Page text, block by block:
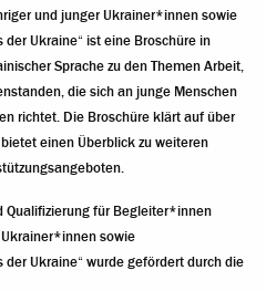
und junger Ukrainer*innen sowie
Ukraine“ ist eine Broschüre in
Sprache zu den Themen Arbeit,
die sich an junge Menschen
richtet. Die Broschüre klärt auf über
einen Überblick zu weiteren
Qualifizierung für Begleiter*innen
sowie
Ukraine“ wurde gefördert durch die